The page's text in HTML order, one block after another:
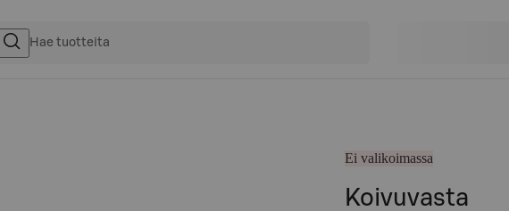
Ei valikoimassa
Koivuvasta